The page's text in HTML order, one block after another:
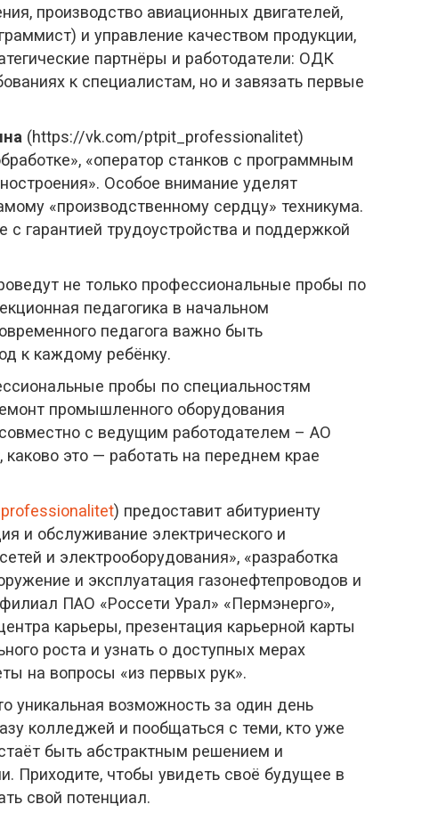
производство авиационных двигателей,
и управление качеством продукции,
партнёры и работодатели: ОДК
к специалистам, но и завязать первые
(https://vk.com/ptpit_professionalitet)
«оператор станков с программным
Особое внимание уделят
«производственному сердцу» техникума.
гарантией трудоустройства и поддержкой
не только профессиональные пробы по
педагогика в начальном
педагога важно быть
к каждому ребёнку.
пробы по специальностям
промышленного оборудования
совместно с ведущим работодателем – АО
это — работать на переднем крае
) предоставит абитуриенту
и обслуживание электрического и
и электрооборудования», «разработка
и эксплуатация газонефтепроводов и
ПАО «Россети Урал» «Пермэнерго»,
карьеры, презентация карьерной карты
роста и узнать о доступных мерах
на вопросы «из первых рук».
уникальная возможность за один день
колледжей и пообщаться с теми, кто уже
быть абстрактным решением и
Приходите, чтобы увидеть своё будущее в
свой потенциал.